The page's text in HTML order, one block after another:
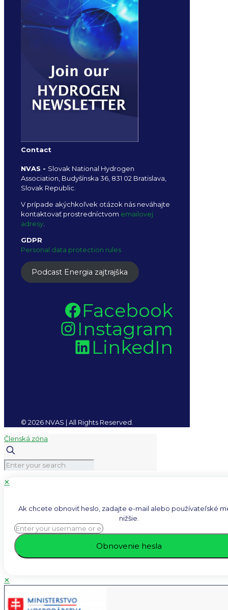
Contact
NVAS - Slovak National Hydrogen
Association, Budyšínska 36, 831 02 Bratislava,
Slovak Republic.
V prípade akýchkoľvek otázok nás neváhajte
kontaktovať prostredníctvom emailovej
adresy
GDPR
Personal data protection rules
Podcast Energia zajtrajška
Facebook
Instagram
LinkedIn
© 2026 NVAS | All Rights Reserved.
Členská zóna
✕
Ak chcete obnoviť heslo, zadajte e-mail alebo používateľské
nižšie.
✕